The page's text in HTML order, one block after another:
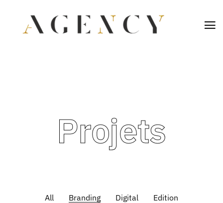
Projets
All Branding Digital Edition